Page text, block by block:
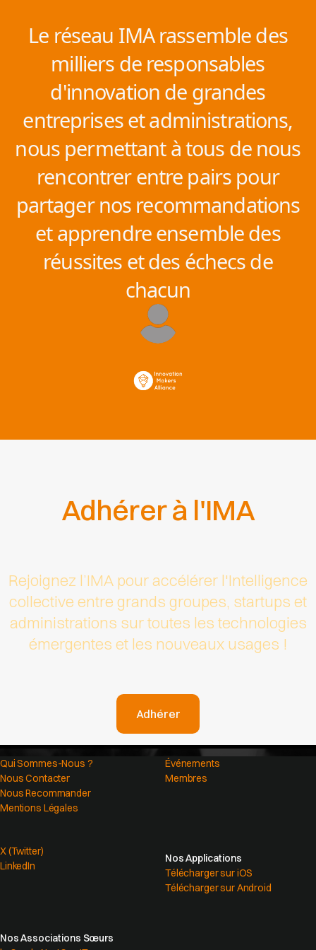
Le réseau IMA rassemble des
milliers de responsables
d'innovation de grandes
entreprises et administrations,
nous permettant à tous de nous
rencontrer entre pairs pour
partager nos recommandations
et apprendre ensemble des
réussites et des échecs de
chacun
Adhérer à l'IMA
Rejoignez l’IMA pour accélérer l'Intelligence
collective entre grands groupes, startups et
administrations sur toutes les technologies
émergentes et les nouveaux usages !
Adhérer
Qui Sommes-Nous ?
Nous Contacter
Nous Recommander
Mentions Légales
Événements
Membres
X (Twitter)
LinkedIn
Nos Applications
Télécharger sur iOS
Télécharger sur Android
Nos Associations Sœurs